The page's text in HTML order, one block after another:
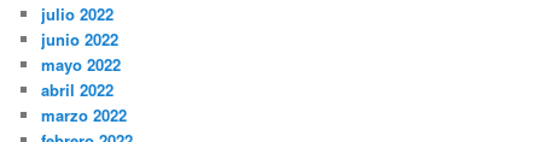
julio 2022
junio 2022
mayo 2022
abril 2022
marzo 2022